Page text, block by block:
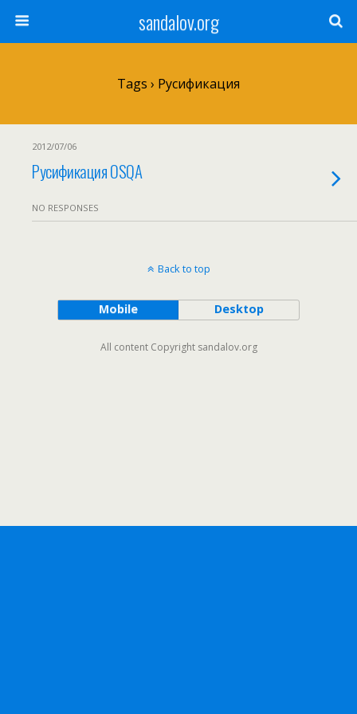
sandalov.org
Tags › Русификация
2012/07/06
Русификация OSQA
NO RESPONSES
Back to top
Mobile Desktop
All content Copyright sandalov.org